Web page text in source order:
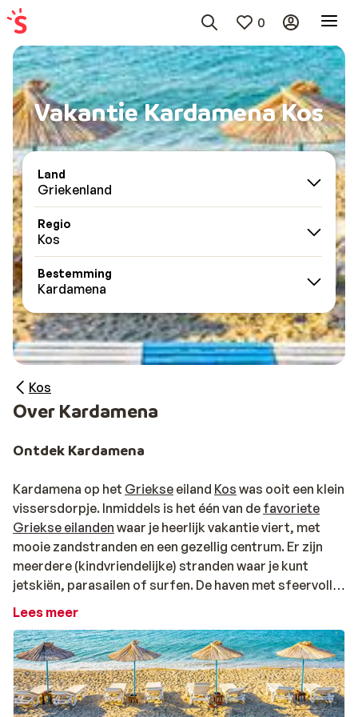
0
Vakantie Kardamena Kos
Land
Griekenland
Regio
Kos
Bestemming
Kardamena
Kos
Over Kardamena
Ontdek Kardamena
Kardamena op het Griekse eiland Kos was ooit een klein
vissersdorpje. Inmiddels is het één van de favoriete
Griekse eilanden waar je heerlijk vakantie viert, met
mooie zandstranden en een gezellig centrum. Er zijn
meerdere (kindvriendelijke) stranden waar je kunt
jetskiën, parasailen of surfen. De haven met sfeervolle
boulevard is nog steeds het middelpunt van
bij één van de bars of Griekse restaurants, natuurlijk
met prachtig uitzicht over zee. Een deel van de stad is
autovrij, waardoor je vrij kan wandelen. In de avond
ontdek je nog een reden waarom Kardamena zo
Lees meer